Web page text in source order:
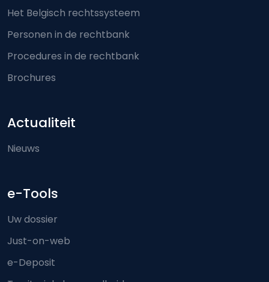
Het Belgisch rechtssysteem
Personen in de rechtbank
Procedures in de rechtbank
Brochures
Actualiteit
Nieuws
e-Tools
Uw dossier
Just-on-web
e-Deposit